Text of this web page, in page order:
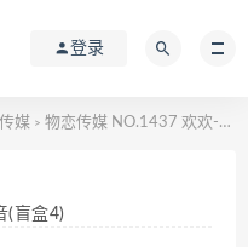
登录
媒 > 物恋传媒 NO.1437 欢欢-海的声音(盲盒4)
(盲盒4)